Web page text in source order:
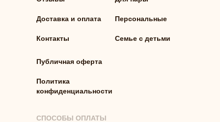
Персональные
Семье с детьми
Доставка и оплата
Контакты
СПОСОБЫ ОПЛАТЫ
Публичная оферта
Политика
конфиденциальности